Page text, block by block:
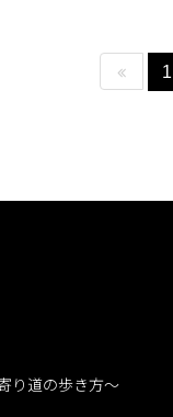
1
り道の歩き方〜